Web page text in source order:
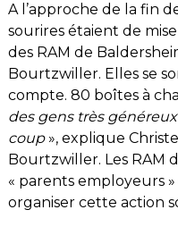
A l’approche de la fin
sourires étaient de
des RAM de
Bourtzwiller. Elles se
compte. 80 boîtes à
des gens très
coup», explique
Bourtzwiller. Les RAM
« parents employeurs
organiser cette action